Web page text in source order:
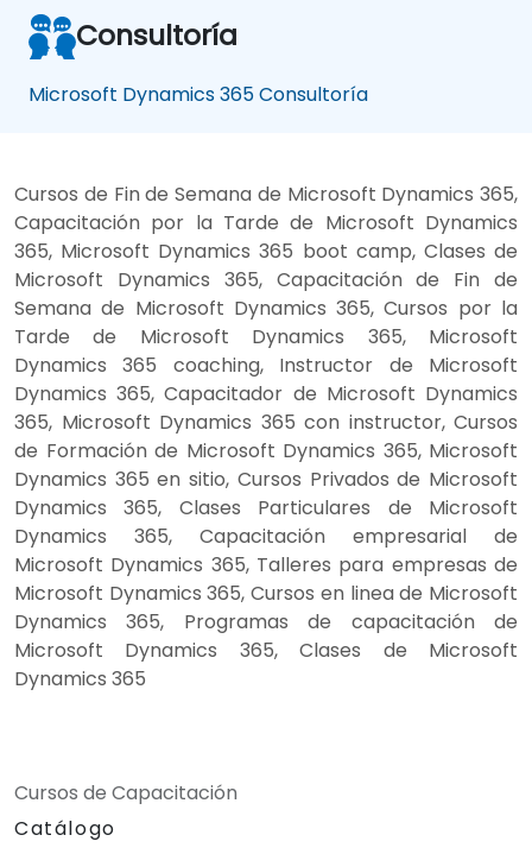
Consultoría
Microsoft Dynamics 365 Consultoría
Cursos de Fin de Semana de Microsoft Dynamics 365,
Capacitación por la Tarde de Microsoft Dynamics
365, Microsoft Dynamics 365 boot camp, Clases de
Microsoft Dynamics 365, Capacitación de Fin de
Semana de Microsoft Dynamics 365, Cursos por la
Tarde de Microsoft Dynamics 365, Microsoft
Dynamics 365 coaching, Instructor de Microsoft
Dynamics 365, Capacitador de Microsoft Dynamics
365, Microsoft Dynamics 365 con instructor, Cursos
de Formación de Microsoft Dynamics 365, Microsoft
Dynamics 365 en sitio, Cursos Privados de Microsoft
Dynamics 365, Clases Particulares de Microsoft
Dynamics 365, Capacitación empresarial de
Microsoft Dynamics 365, Talleres para empresas de
Microsoft Dynamics 365, Cursos en linea de Microsoft
Dynamics 365, Programas de capacitación de
Microsoft Dynamics 365, Clases de Microsoft
Dynamics 365
Cursos de Capacitación
Catálogo